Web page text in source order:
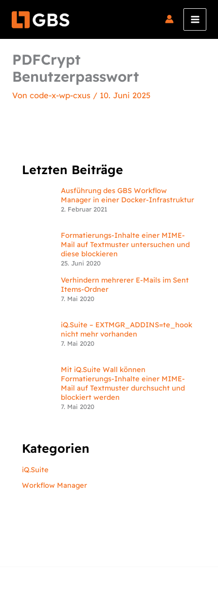
Inhalt
PDFCrypt
Benutzerpasswort
Voncode-x-wp-cxus / 10. Juni 2025
Letzten Beiträge
Ausführung des GBS Workflow
Manager in einer Docker-Infrastruktur
2. Februar 2021
Formatierungs-Inhalte einer MIME-
Mail auf Textmuster untersuchen und
diese blockieren
25. Juni 2020
Verhindern mehrerer E-Mails im Sent
Items-Ordner
7. Mai 2020
iQ.Suite – EXTMGR_ADDINS=te_hook
nicht mehr vorhanden
7. Mai 2020
Mit iQ.Suite Wall können
Formatierungs-Inhalte einer MIME-
Mail auf Textmuster durchsucht und
blockiert werden
7. Mai 2020
Kategorien
iQ.Suite
Workflow Manager